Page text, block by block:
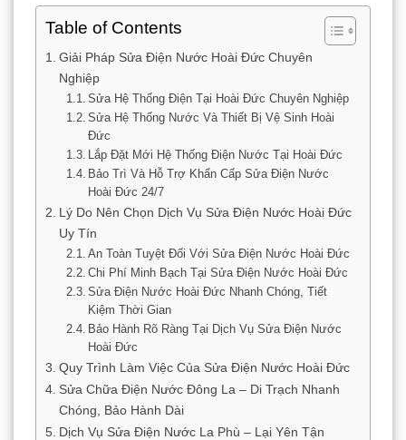
Table of Contents
Giải Pháp Sửa Điện Nước Hoài Đức Chuyên
Nghiệp
Sửa Hệ Thống Điện Tại Hoài Đức Chuyên Nghiệp
Sửa Hệ Thống Nước Và Thiết Bị Vệ Sinh Hoài
Đức
Lắp Đặt Mới Hệ Thống Điện Nước Tại Hoài Đức
Bảo Trì Và Hỗ Trợ Khẩn Cấp Sửa Điện Nước
Hoài Đức 24/7
Lý Do Nên Chọn Dịch Vụ Sửa Điện Nước Hoài Đức
Uy Tín
An Toàn Tuyệt Đối Với Sửa Điện Nước Hoài Đức
Chi Phí Minh Bạch Tại Sửa Điện Nước Hoài Đức
Sửa Điện Nước Hoài Đức Nhanh Chóng, Tiết
Kiệm Thời Gian
Bảo Hành Rõ Ràng Tại Dịch Vụ Sửa Điện Nước
Hoài Đức
Quy Trình Làm Việc Của Sửa Điện Nước Hoài Đức
Sửa Chữa Điện Nước Đông La – Di Trạch Nhanh
Chóng, Bảo Hành Dài
Dịch Vụ Sửa Điện Nước La Phù – Lại Yên Tận